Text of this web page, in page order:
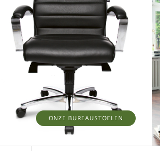
ONZE BUREAUSTOELEN